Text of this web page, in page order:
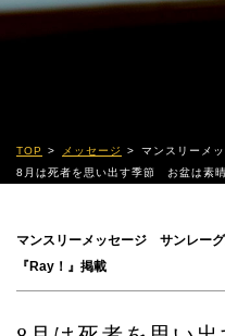
TOP メッセージ
マンスリーメ
8月は死者を思い出す季節 お盆は素晴
マンスリーメッセージ サンレー
『Ray！』掲載